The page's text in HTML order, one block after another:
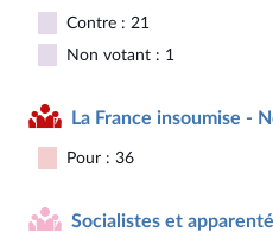
Contre : 21
Non votant : 1
La France insoumise -
Pour : 36
Socialistes et